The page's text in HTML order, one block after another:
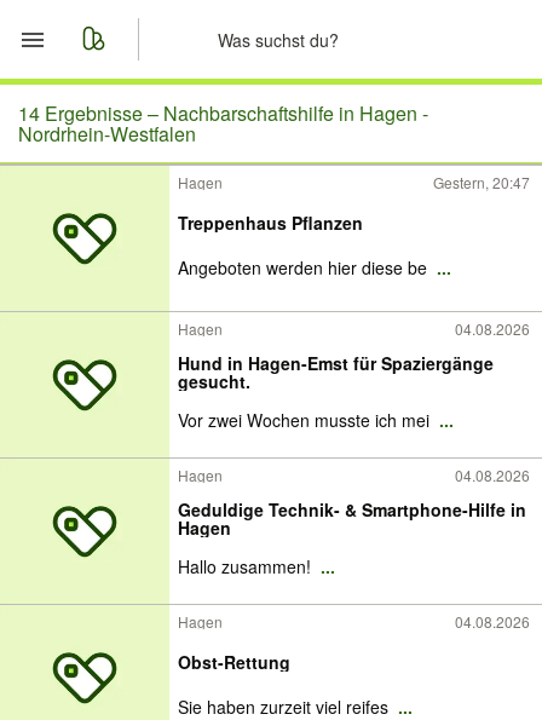
Start
Merkliste
Nachrichten
Anzeige aufgeben
14 Ergebnisse – Nachbarschaftshilfe in Hagen -
Nordrhein-Westfalen
Hagen Gestern, 20:47
Treppenhaus Pflanzen
Angeboten werden hier diese be ...
Hagen 04.08.2026
Hund in Hagen-Emst für Spaziergänge
gesucht.
Vor zwei Wochen musste ich mei ...
Hagen 04.08.2026
Geduldige Technik- & Smartphone-Hilfe in
Hagen
Hallo zusammen! ...
Hagen 04.08.2026
Obst-Rettung
Sie haben zurzeit viel reifes ...